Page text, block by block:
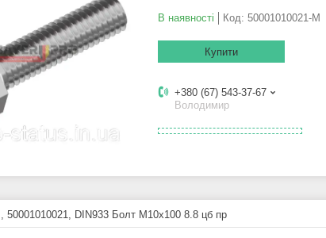
В наявності Код: 50001010021-M
Купити
+380 (67) 543-37-67
Володимир
50001010021, DIN933 Болт M10х100 8.8 цб пр